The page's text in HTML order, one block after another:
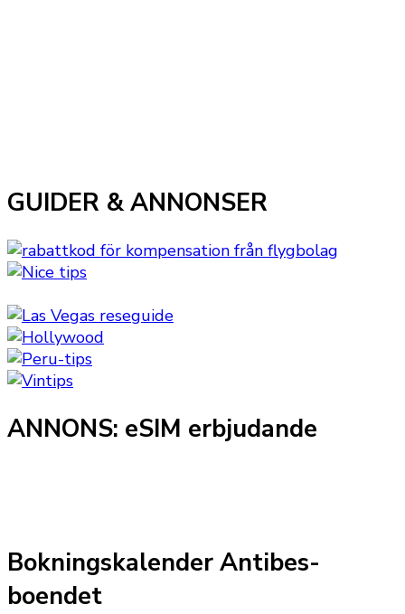
GUIDER & ANNONSER
ANNONS: eSIM erbjudande
Bokningskalender Antibes-
boendet